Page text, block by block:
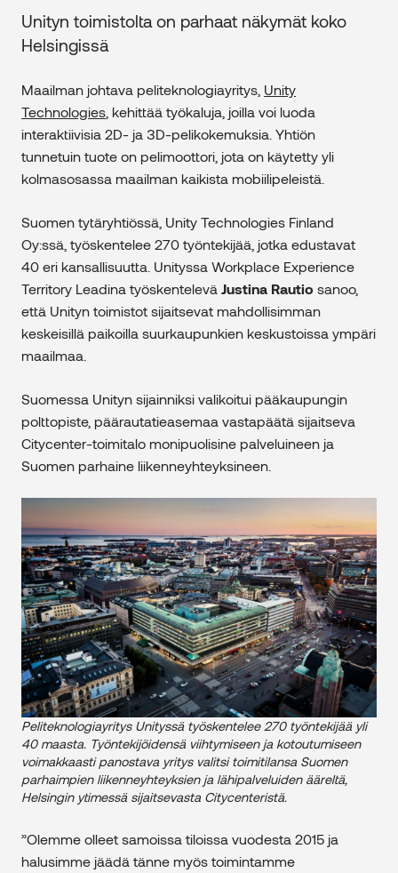
Unityn toimistolta on parhaat näkymät koko
Helsingissä
Maailman johtava peliteknologiayritys, Unity
Technologies , kehittää työkaluja, joilla voi luoda
interaktiivisia 2D- ja 3D-pelikokemuksia. Yhtiön
tunnetuin tuote on pelimoottori, jota on käytetty yli
kolmasosassa maailman kaikista mobiilipeleistä.
Suomen tytäryhtiössä, Unity Technologies Finland
Oy:ssä, työskentelee 270 työntekijää, jotka edustavat
40 eri kansallisuutta. Unityssa Workplace Experience
Territory Leadina työskentelevä Justina Rautio sanoo,
että Unityn toimistot sijaitsevat mahdollisimman
keskeisillä paikoilla suurkaupunkien keskustoissa ympäri
maailmaa.
Suomessa Unityn sijainniksi valikoitui pääkaupungin
polttopiste, päärautatieasemaa vastapäätä sijaitseva
Citycenter-toimitalo monipuolisine palveluineen ja
Suomen parhaine liikenneyhteyksineen.
Peliteknologiayritys Unityssä työskentelee 270 työntekijää yli
40 maasta. Työntekijöidensä viihtymiseen ja kotoutumiseen
voimakkaasti panostava yritys valitsi toimitilansa Suomen
parhaimpien liikenneyhteyksien ja lähipalveluiden ääreltä,
Helsingin ytimessä sijaitsevasta Citycenteristä.
”Olemme olleet samoissa tiloissa vuodesta 2015 ja
halusimme jäädä tänne myös toimintamme